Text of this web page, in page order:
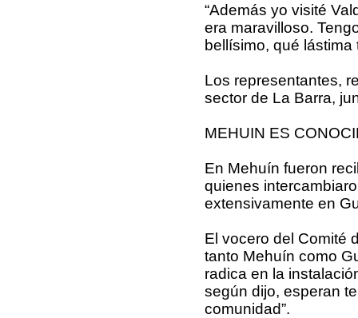
“Además yo visité
era maravilloso.
bellísimo, qué
Los representantes,
sector de La Barra,
MEHUIN ES
En Mehuín fueron
quienes
extensivamente en
El vocero del Comité
tanto Mehuín como
radica en la
según dijo, esperan
comunidad”.